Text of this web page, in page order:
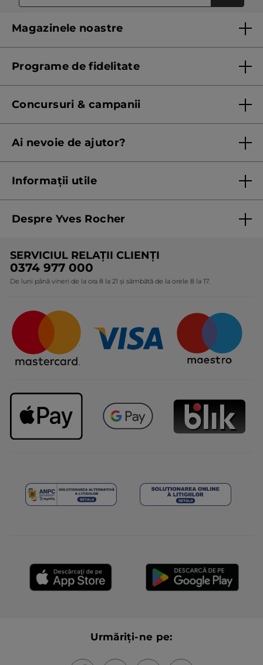
Magazinele noastre
Programe de fidelitate
Concursuri & campanii
Listă prețuri standard
Ai nevoie de ajutor?
Informații utile
Termeni și condiții pentru vanzarea la distanță a
Politica de confidențialitate
Protecția Consumatorilor - A.N.P.C.
Despre Yves Rocher
Expertiza noastră botanică
Angajamentele noastre
Întrebări frecvente
SERVICIUL RELAȚII CLIENȚI
0374 977 000
De luni până vineri de la ora 8 la 21 și sâmbătă de la orele 8 la 17.
Urmăriți-ne pe: